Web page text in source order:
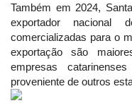
Também em 2024,
exportador nacional
comercializadas para o
exportação são
empresas
proveniente de outros